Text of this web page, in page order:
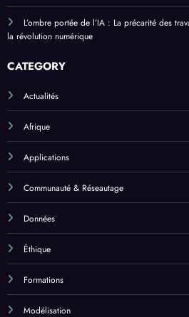
L’ombre portée de l’IA : La précarité des
la révolution numérique
CATEGORY
Actualités
Afrique
Applications
Communauté & Réseautage
Données
Éthique
Formations
Modélisation